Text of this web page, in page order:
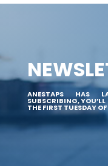
ANESTAPS HAS
SUBSCRIBING, YOU’LL
THE FIRST TUESDAY